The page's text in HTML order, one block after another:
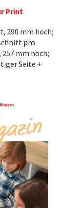
Print
290 mm hoch;
pro
mm hoch;
Seite +